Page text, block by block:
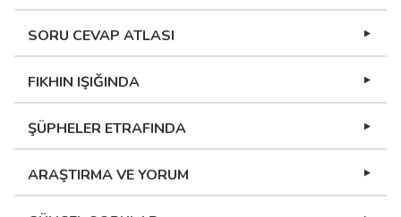
SORU CEVAP ATLASI
FIKHIN IŞIĞINDA
ŞÜPHELER ETRAFINDA
ARAŞTIRMA VE YORUM